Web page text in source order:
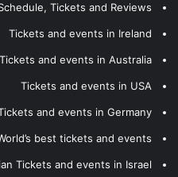
Tickets and Reviews
Tickets and events in Ireland
Tickets and events in Australia
Tickets and events in USA
and events in Germany
best tickets and events
Tickets and events in Israel